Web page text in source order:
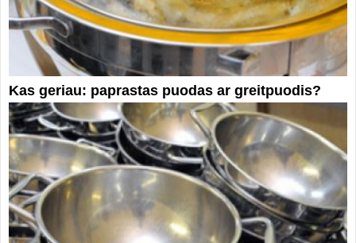
Kas geriau: paprastas puodas ar greitpuodis?